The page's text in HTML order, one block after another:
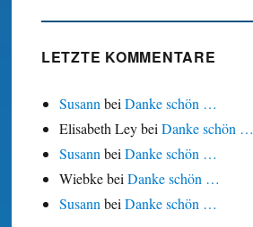
LETZTE KOMMENTARE
SusannbeiDanke schön …
Elisabeth LeybeiDanke schön …
SusannbeiDanke schön …
WiebkebeiDanke schön …
SusannbeiDanke schön …